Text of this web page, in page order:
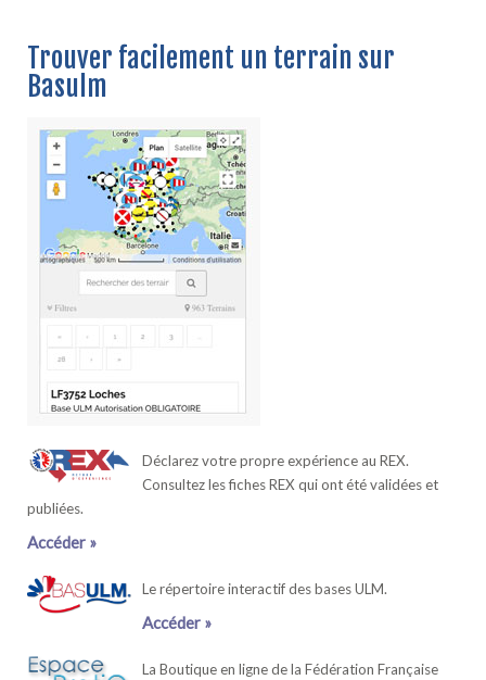
Trouver facilement un terrain sur
Basulm
Déclarez votre propre expérience au REX.
Consultez les fiches REX qui ont été validées et
publiées.
Accéder »
Le répertoire interactif des bases ULM.
Accéder »
La Boutique en ligne de la Fédération Française